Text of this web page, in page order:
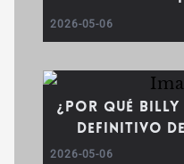
2026-05-06
¿Por qué Billy
definitivo
2026-05-06